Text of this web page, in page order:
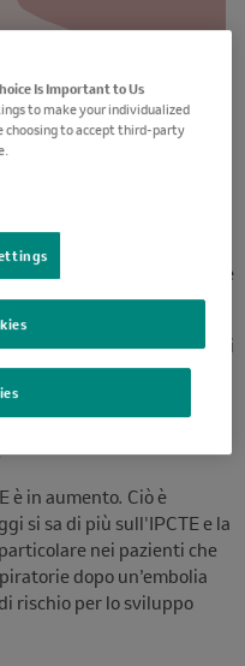
Diseases
. Ciò significa che
poche persone.
su un milione di adulti si
15 persone che si
è in aumento. Ciò è
si sa di più sull'IPCTE e la
nei pazienti che
dopo un’embolia
rischio per lo sviluppo
Is Important to Us
to make your individualized
choosing to accept third-party